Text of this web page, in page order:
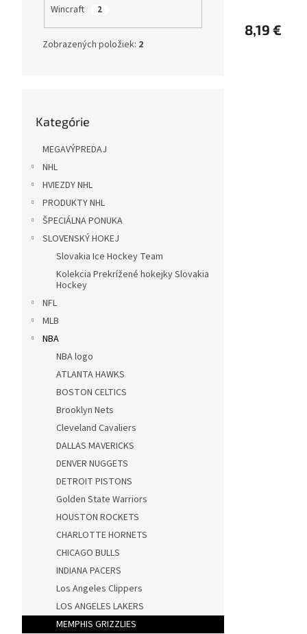
Wincraft 2
Zobrazených položiek: 2
kategórie
Kategórie
MEGAVÝPREDAJ
NHL
HVIEZDY NHL
PRODUKTY NHL
ŠPECIÁLNA PONUKA
SLOVENSKÝ HOKEJ
Slovakia Ice Hockey Team
Kolekcia Prekrížené hokejky Slovakia
Hockey
NFL
MLB
NBA
NBA logo
ATLANTA HAWKS
BOSTON CELTICS
Brooklyn Nets
Cleveland Cavaliers
DALLAS MAVERICKS
DENVER NUGGETS
DETROIT PISTONS
Golden State Warriors
HOUSTON ROCKETS
CHARLOTTE HORNETS
CHICAGO BULLS
INDIANA PACERS
Los Angeles Clippers
LOS ANGELES LAKERS
MEMPHIS GRIZZLIES
8,19 €